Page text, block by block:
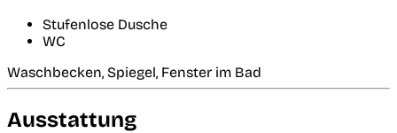
Stufenlose Dusche
WC
Waschbecken, Spiegel, Fenster im Bad
Ausstattung